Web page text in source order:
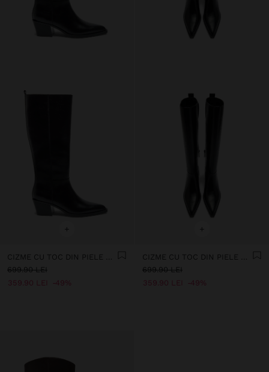
+
699.90 LEI
359.90 LEI
49%
+
699.90 LEI
359.90 LEI
49%